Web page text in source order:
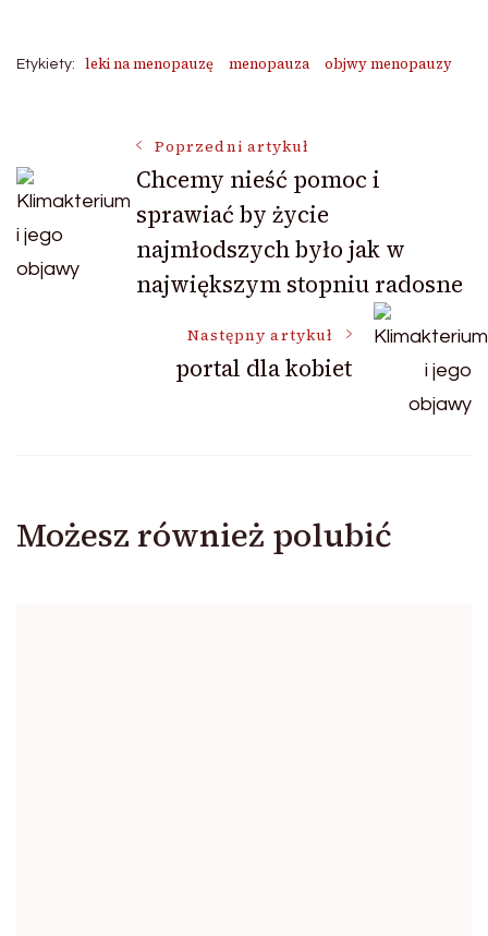
Etykiety: leki na menopauzę menopauza objwy menopauzy
Nawigacja
wpisu
Poprzedni artykuł
Chcemy nieść pomoc i
sprawiać by życie
najmłodszych było jak w
największym stopniu radosne
Następny artykuł
portal dla kobiet
Możesz również polubić